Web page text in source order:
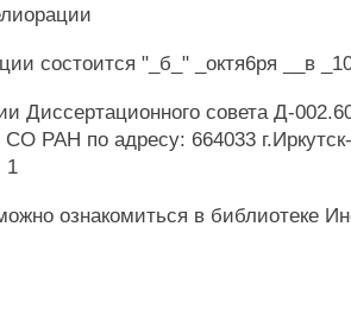
состоится "_б_" _октя6ря __в
Диссертационного совета Д-
СО РАН по адресу: 664033
1
ознакомиться в библиотеке